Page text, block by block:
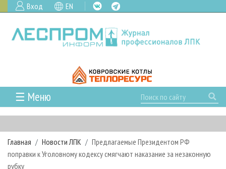
Вход EN
☰ Меню
ГЛАВНАЯ
РУБРИКИ И ТЕМЫ
РУБРИКИ ЖУРНАЛА
ЛЕСНОЕ ХОЗЯЙСТВО
НОВОСТИ
КАЛЕНДАРЬ СОБЫТИЙ
Главная Новости ЛПК
Предлагаемые Президентом РФ
поправки к Уголовному кодексу смягчают наказание за незаконную
рубку